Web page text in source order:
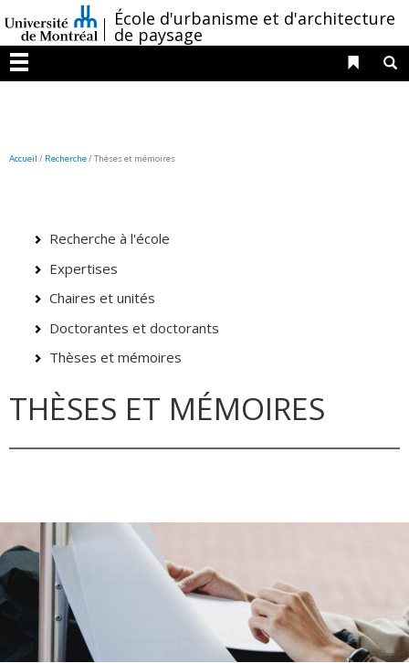
au
contenu
/École d'urbanisme et d'architecture
de paysage
Menu
Liens
Accueil / Recherche/Thèses et mémoires
Recherche à l'école
Expertises
Chaires et unités
Doctorantes et doctorants
Thèses et mémoires
THÈSES ET MÉMOIRES